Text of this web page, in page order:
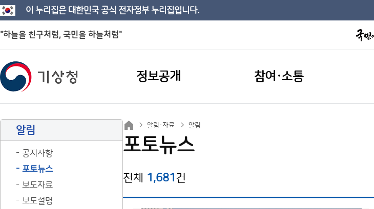
이 누리집은 대한민국 공식 전자정부 누리집입니다.
"하늘을 친구처럼, 국민을 하늘처럼"
정보공개 참여·소통
알림
공지사항
포토뉴스
보도자료
보도설명
알림·자료 알림
포토뉴스
전체 1,681건